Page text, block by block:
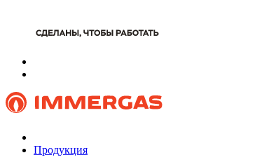
Продукция